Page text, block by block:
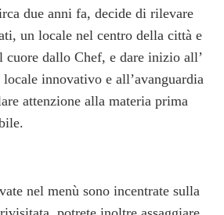
due anni fa, decide di rilevare
un locale nel centro della città e
cuore dallo Chef, e dare inizio all’
innovativo e all’avanguardia
attenzione alla materia prima
nel menù sono incentrate sulla